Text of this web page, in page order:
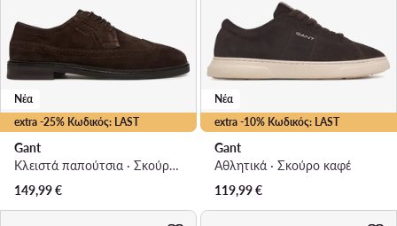
extra -25% Κωδικός: LAST
Νέα
Gant
Κλειστά παπούτσια · Σκούρο καφέ
149,99€
extra -10% Κωδικός: LAST
Νέα
Gant
Αθλητικά · Σκούρο καφέ
119,99€